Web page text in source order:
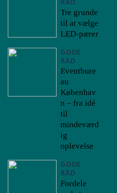
Tre grunde
til at vælge
LED-pærer
GODE
RÅD
Eventbure
au
Københav
n – fra idé
til
mindeværd
ig
oplevelse
GODE
RÅD
Fordele